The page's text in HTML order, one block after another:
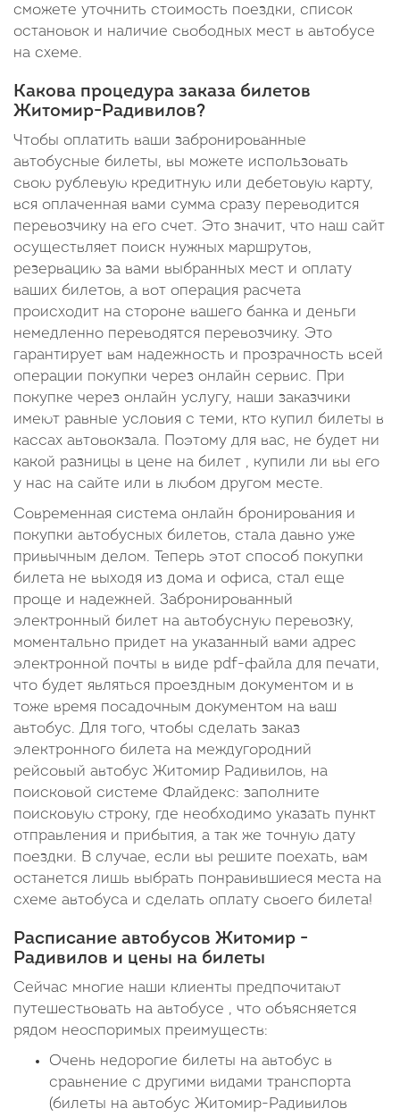
сможете уточнить стоимость поездки, список
остановок и наличие свободных мест в автобусе
на схеме.
Какова процедура заказа билетов
Житомир-Радивилов?
Чтобы оплатить ваши забронированные
автобусные билеты, вы можете использовать
свою рублевую кредитную или дебетовую карту,
вся оплаченная вами сумма сразу переводится
перевозчику на его счет. Это значит, что наш сайт
осуществляет поиск нужных маршрутов,
резервацию за вами выбранных мест и оплату
ваших билетов, а вот операция расчета
происходит на стороне вашего банка и деньги
немедленно переводятся перевозчику. Это
гарантирует вам надежность и прозрачность всей
операции покупки через онлайн сервис. При
покупке через онлайн услугу, наши заказчики
имеют равные условия с теми, кто купил билеты в
кассах автовокзала. Поэтому для вас, не будет ни
какой разницы в цене на билет , купили ли вы его
у нас на сайте или в любом другом месте.
Современная система онлайн бронирования и
покупки автобусных билетов, стала давно уже
привычным делом. Теперь этот способ покупки
билета не выходя из дома и офиса, стал еще
проще и надежней. Забронированный
электронный билет на автобусную перевозку,
моментально придет на указанный вами адрес
электронной почты в виде pdf-файла для печати,
что будет являться проездным документом и в
тоже время посадочным документом на ваш
автобус. Для того, чтобы сделать заказ
электронного билета на междугородний
рейсовый автобус Житомир Радивилов, на
поисковой системе Флайдекс: заполните
поисковую строку, где необходимо указать пункт
отправления и прибытия, а так же точную дату
поездки. В случае, если вы решите поехать, вам
останется лишь выбрать понравившиеся места на
схеме автобуса и сделать оплату своего билета!
Расписание автобусов Житомир -
Радивилов и цены на билеты
Сейчас многие наши клиенты предпочитают
путешествовать на автобусе , что объясняется
рядом неоспоримых преимуществ:
Очень недорогие билеты на автобус в
сравнение с другими видами транспорта
(билеты на автобус Житомир-Радивилов